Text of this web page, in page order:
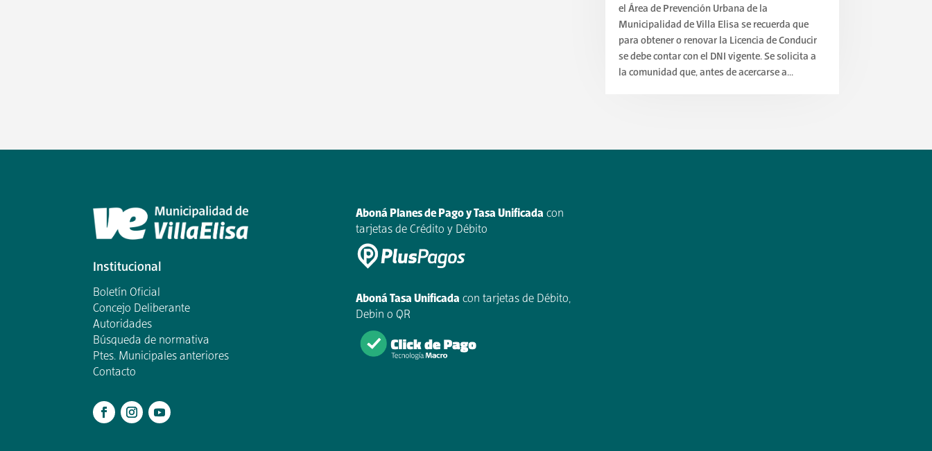
el Área de Prevención Urbana de la
Municipalidad de Villa Elisa se recuerda que
para obtener o renovar la Licencia de Conducir
se debe contar con el DNI vigente. Se solicita a
la comunidad que, antes de acercarse a...
Institucional
Boletín Oficial
Concejo Deliberante
Autoridades
Búsqueda de normativa
Ptes. Municipales anteriores
Contacto
Aboná Planes de Pago y Tasa Unificada con
tarjetas de Crédito y Débito
Aboná Tasa Unificada con tarjetas de Débito,
Debin o QR